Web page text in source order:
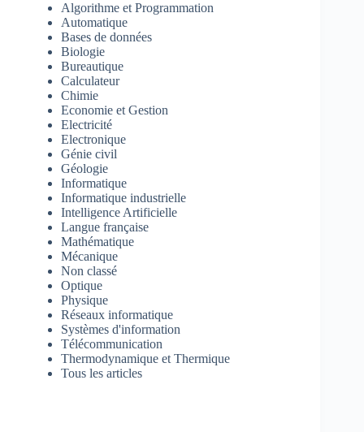
Algorithme et Programmation
Automatique
Bases de données
Biologie
Bureautique
Calculateur
Chimie
Economie et Gestion
Electricité
Electronique
Génie civil
Géologie
Informatique
Informatique industrielle
Intelligence Artificielle
Langue française
Mathématique
Mécanique
Non classé
Optique
Physique
Réseaux informatique
Systèmes d'information
Télécommunication
Thermodynamique et Thermique
Tous les articles